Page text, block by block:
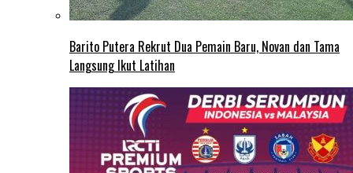
Barito Putera Rekrut Dua Pemain Baru, Novan dan Tama
Langsung Ikut Latihan